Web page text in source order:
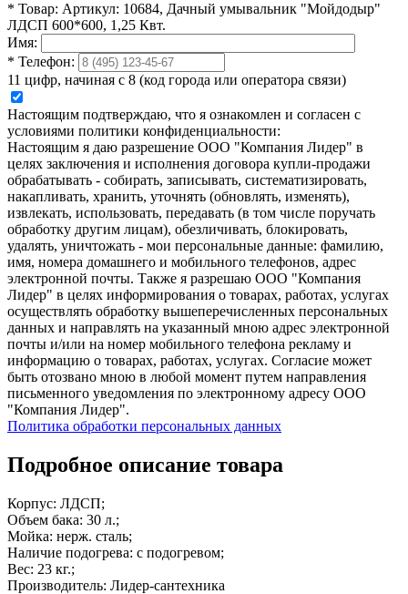
* Товар: Артикул: 10684, Дачный умывальник "Мойдодыр"
ЛДСП 600*600, 1,25 Квт.
Имя:
* Телефон:
11 цифр, начиная с 8 (код города или оператора связи)
Настоящим подтверждаю, что я ознакомлен и согласен с
условиями политики конфиденциальности:
Настоящим я даю разрешение ООО "Компания Лидер" в
целях заключения и исполнения договора купли-продажи
обрабатывать - собирать, записывать, систематизировать,
накапливать, хранить, уточнять (обновлять, изменять),
извлекать, использовать, передавать (в том числе поручать
обработку другим лицам), обезличивать, блокировать,
удалять, уничтожать - мои персональные данные: фамилию,
имя, номера домашнего и мобильного телефонов, адрес
электронной почты. Также я разрешаю ООО "Компания
Лидер" в целях информирования о товарах, работах, услугах
осуществлять обработку вышеперечисленных персональных
данных и направлять на указанный мною адрес электронной
почты и/или на номер мобильного телефона рекламу и
информацию о товарах, работах, услугах. Согласие может
быть отозвано мною в любой момент путем направления
письменного уведомления по электронному адресу ООО
"Компания Лидер".
Политика обработки персональных данных
Подробное описание товара
Корпус: ЛДСП;
Объем бака: 30 л.;
Мойка: нерж. сталь;
Наличие подогрева: с подогревом;
Вес: 23 кг.;
Производитель: Лидер-сантехника